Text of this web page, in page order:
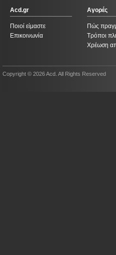
Acd.gr
Ποιοί είμαστε
Επικοινωνία
Αγορές
Πώς
Τρόποι
Χρέωση
Copyright © 2026 Acd. All Rights Reserved